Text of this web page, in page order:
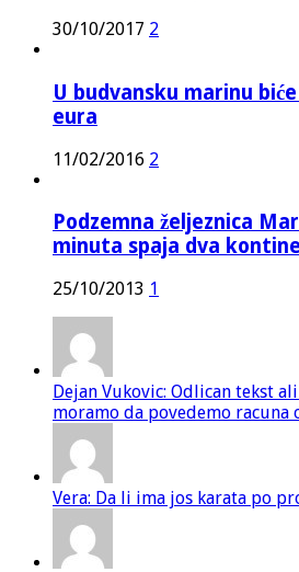
30/10/2017 2
U budvansku marinu
eura
11/02/2016 2
Podzemna željeznica
minuta spaja dva
25/10/2013 1
Dejan Vukovic: Odlican tekst
moramo da povedemo racuna
Vera: Da li ima jos karata po